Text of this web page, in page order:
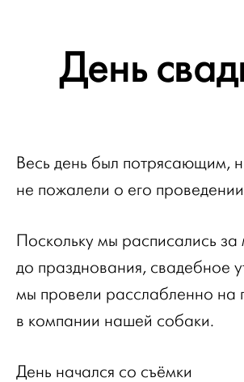
День
Весь день был потрясающим,
не пожалели о его
Поскольку мы расписались за
до празднования, свадебное
мы провели расслабленно на
в компании нашей собаки.
День начался со съёмки